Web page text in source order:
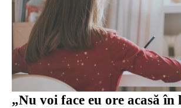
„Nu voi face eu ore acasă în